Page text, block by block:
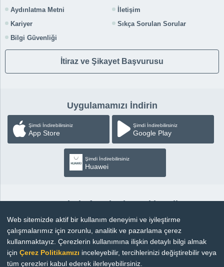
Aydınlatma Metni
İletişim
Kariyer
Sıkça Sorulan Sorular
Bilgi Güvenliği
İtiraz ve Şikayet Başvurusu
Uygulamamızı İndirin
Şimdi İndirebilirsiniz
App Store
Şimdi İndirebilirsiniz
Google Play
Şimdi İndirebilirsiniz
Huawei
Sosyal Platformlardan Takip Edin
Copyright © 2026 |Bilgi Toplumu Hizmetleri
Web sitemizde aktif bir kullanım deneyimi ve iyileştirme
çalışmalarımız için zorunlu, analitik ve pazarlama çerez
kullanmaktayız. Çerezlerin kullanımına ilişkin detaylı bilgi almak
içinÇerez Politikamızı inceleyebilir, tercihlerinizi değiştirebilir veya
tüm çerezleri kabul ederek ilerleyebilirsiniz.